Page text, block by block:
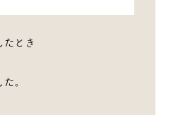
たとき
。